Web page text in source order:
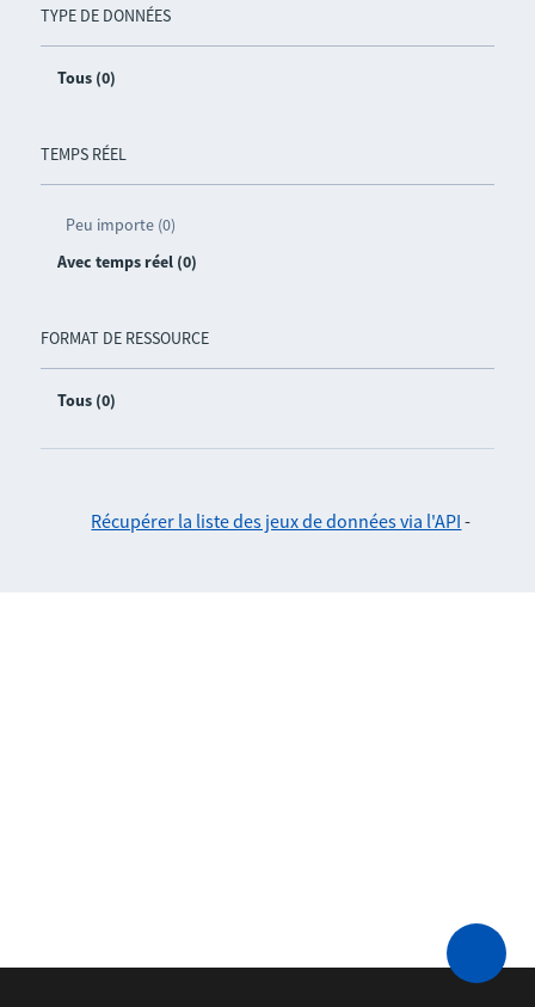
TYPE DE DONNÉES
Tous (0)
TEMPS RÉEL
Peu importe (0)
Avec temps réel (0)
FORMAT DE RESSOURCE
Tous (0)
Récupérer la liste des jeux de données via l'API -